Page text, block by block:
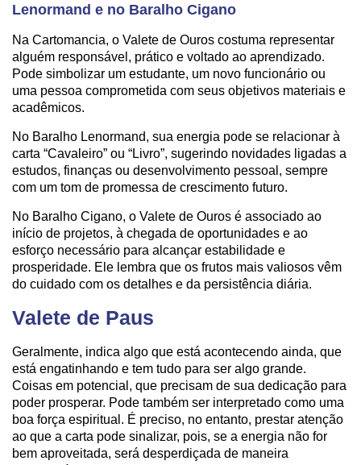
Lenormand e no Baralho Cigano
Na Cartomancia, o Valete de Ouros costuma representar
alguém responsável, prático e voltado ao aprendizado.
Pode simbolizar um estudante, um novo funcionário ou
uma pessoa comprometida com seus objetivos materiais e
acadêmicos.
No Baralho Lenormand, sua energia pode se relacionar à
carta “Cavaleiro” ou “Livro”, sugerindo novidades ligadas a
estudos, finanças ou desenvolvimento pessoal, sempre
com um tom de promessa de crescimento futuro.
No Baralho Cigano, o Valete de Ouros é associado ao
início de projetos, à chegada de oportunidades e ao
esforço necessário para alcançar estabilidade e
prosperidade. Ele lembra que os frutos mais valiosos vêm
do cuidado com os detalhes e da persistência diária.
Valete de Paus
Geralmente, indica algo que está acontecendo ainda, que
está engatinhando e tem tudo para ser algo grande.
Coisas em potencial, que precisam de sua dedicação para
poder prosperar. Pode também ser interpretado como uma
boa força espiritual. É preciso, no entanto, prestar atenção
ao que a carta pode sinalizar, pois, se a energia não for
bem aproveitada, será desperdiçada de maneira